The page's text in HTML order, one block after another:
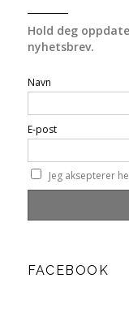
Hold deg
nyhetsbrev.
Navn
E-post
Jeg aksepterer
FACEBOOK